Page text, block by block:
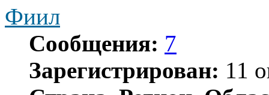
Фиил
Сообщения: 7
Зарегистрирован: 11